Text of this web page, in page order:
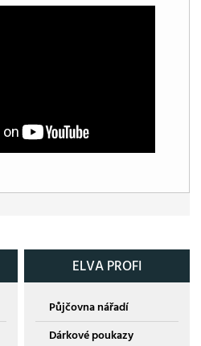
ELVA PROFI
Půjčovna nářadí
Dárkové poukazy